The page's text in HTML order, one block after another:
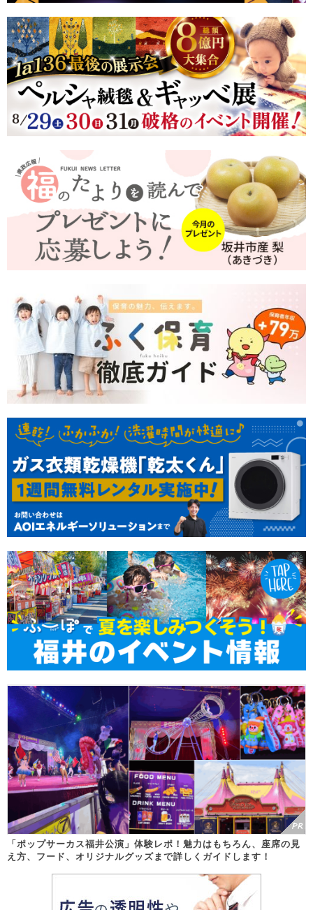
「ポップサーカス福井公演」体験レポ！魅力はもちろん、座席の見
え方、フード、オリジナルグッズまで詳しくガイドします！